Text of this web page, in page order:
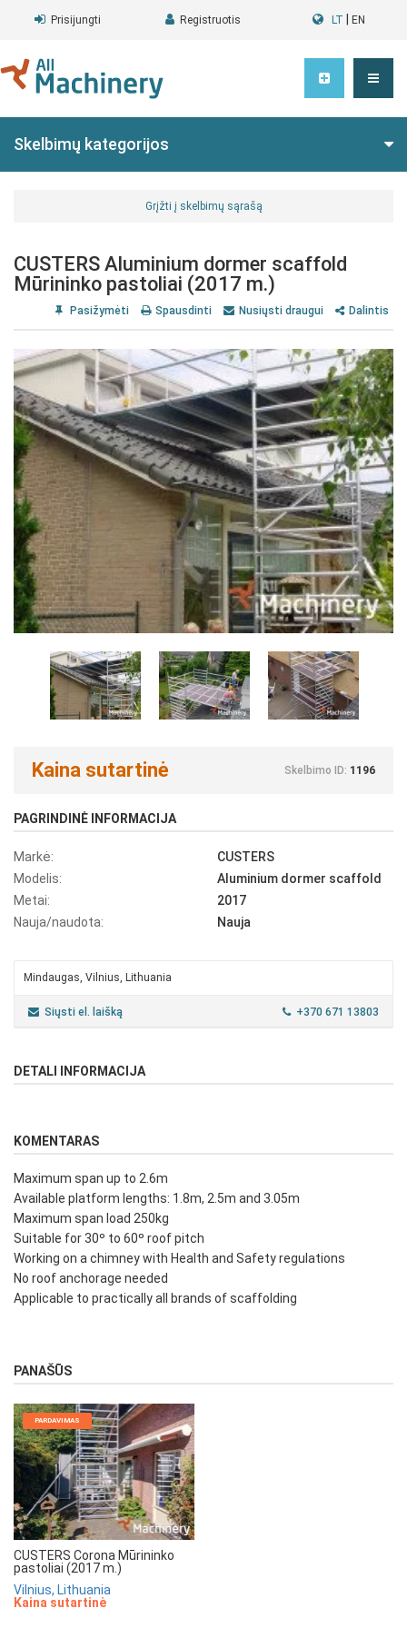
Prisijungti Registruotis LT EN
Skelbimų kategorijos
Grįžti į skelbimų sąrašą
CUSTERS Aluminium dormer scaffold
Mūrininko pastoliai (2017 m.)
Pasižymėti Spausdinti Nusiųsti draugui Dalintis
Kaina sutartinė Skelbimo ID: 1196
PAGRINDINĖ INFORMACIJA
Markė:
CUSTERS
Modelis:
Aluminium dormer scaffold
Metai:
2017
Nauja/naudota:
Nauja
Mindaugas, Vilnius, Lithuania
Siųsti el. laišką +370 671 13803
DETALI INFORMACIJA
KOMENTARAS
Maximum span up to 2.6m
Available platform lengths: 1.8m, 2.5m and 3.05m
Maximum span load 250kg
Suitable for 30º to 60º roof pitch
Working on a chimney with Health and Safety regulations
No roof anchorage needed
Applicable to practically all brands of scaffolding
PANAŠŪS
PARDAVIMAS
CUSTERS Corona Mūrininko
pastoliai (2017 m.)
Vilnius, Lithuania
Kaina sutartinė